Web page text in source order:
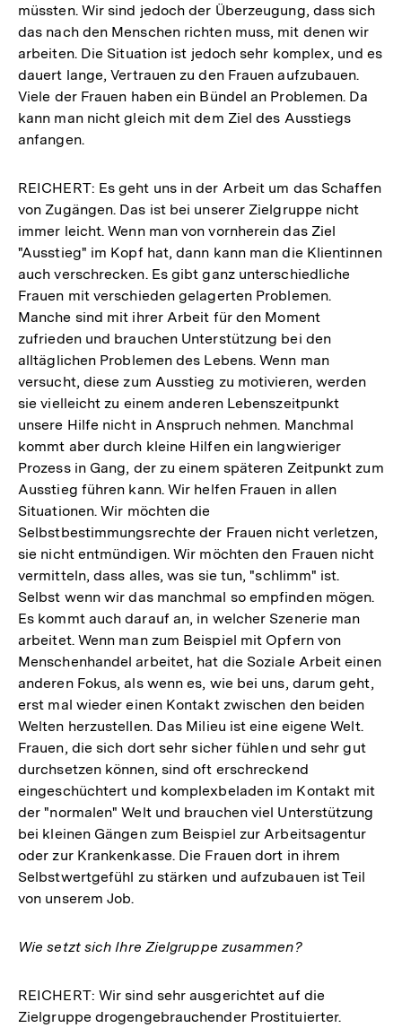
müssten. Wir sind jedoch der Überzeugung, dass sich
das nach den Menschen richten muss, mit denen wir
arbeiten. Die Situation ist jedoch sehr komplex, und es
dauert lange, Vertrauen zu den Frauen aufzubauen.
Viele der Frauen haben ein Bündel an Problemen. Da
kann man nicht gleich mit dem Ziel des Ausstiegs
anfangen.
REICHERT: Es geht uns in der Arbeit um das Schaffen
von Zugängen. Das ist bei unserer Zielgruppe nicht
immer leicht. Wenn man von vornherein das Ziel
"Ausstieg" im Kopf hat, dann kann man die Klientinnen
auch verschrecken. Es gibt ganz unterschiedliche
Frauen mit verschieden gelagerten Problemen.
Manche sind mit ihrer Arbeit für den Moment
zufrieden und brauchen Unterstützung bei den
alltäglichen Problemen des Lebens. Wenn man
versucht, diese zum Ausstieg zu motivieren, werden
sie vielleicht zu einem anderen Lebenszeitpunkt
unsere Hilfe nicht in Anspruch nehmen. Manchmal
kommt aber durch kleine Hilfen ein langwieriger
Prozess in Gang, der zu einem späteren Zeitpunkt zum
Ausstieg führen kann. Wir helfen Frauen in allen
Situationen. Wir möchten die
Selbstbestimmungsrechte der Frauen nicht verletzen,
sie nicht entmündigen. Wir möchten den Frauen nicht
vermitteln, dass alles, was sie tun, "schlimm" ist.
Selbst wenn wir das manchmal so empfinden mögen.
Es kommt auch darauf an, in welcher Szenerie man
arbeitet. Wenn man zum Beispiel mit Opfern von
Menschenhandel arbeitet, hat die Soziale Arbeit einen
anderen Fokus, als wenn es, wie bei uns, darum geht,
erst mal wieder einen Kontakt zwischen den beiden
Welten herzustellen. Das Milieu ist eine eigene Welt.
Frauen, die sich dort sehr sicher fühlen und sehr gut
durchsetzen können, sind oft erschreckend
eingeschüchtert und komplexbeladen im Kontakt mit
der "normalen" Welt und brauchen viel Unterstützung
bei kleinen Gängen zum Beispiel zur Arbeitsagentur
oder zur Krankenkasse. Die Frauen dort in ihrem
Selbstwertgefühl zu stärken und aufzubauen ist Teil
von unserem Job.
Wie setzt sich Ihre Zielgruppe zusammen?
REICHERT: Wir sind sehr ausgerichtet auf die
Zielgruppe drogengebrauchender Prostituierter.